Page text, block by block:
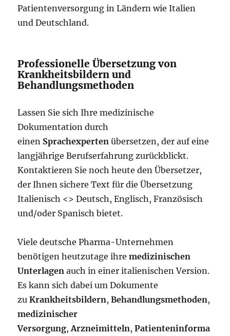
Patientenversorgung in Ländern wie Italien
und Deutschland.
Professionelle Übersetzung von
Krankheitsbildern und
Behandlungsmethoden
Lassen Sie sich Ihre medizinische
Dokumentation durch
einen Sprachexperten übersetzen, der auf eine
langjährige Berufserfahrung zurückblickt.
Kontaktieren Sie noch heute den Übersetzer,
der Ihnen sichere Text für die Übersetzung
Italienisch <> Deutsch, Englisch, Französisch
und/oder Spanisch bietet.
Viele deutsche Pharma-Unternehmen
benötigen heutzutage ihremedizinischen
Unterlagen auch in einer italienischen Version.
Es kann sich dabei um Dokumente
zuKrankheitsbildern,Behandlungsmethoden,
medizinischer
Versorgung,Arzneimitteln,Patienteninforma